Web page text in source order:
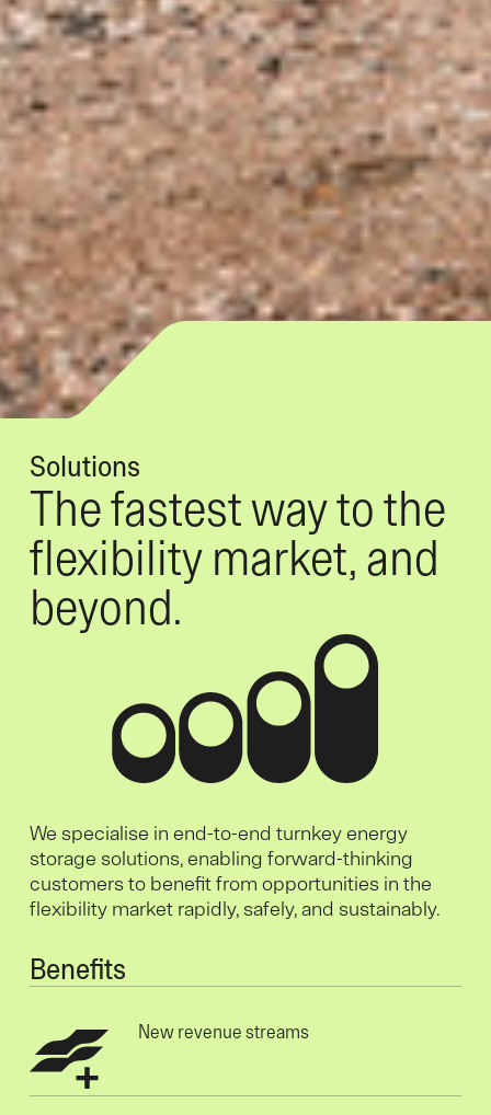
The fastest way to the
flexibility market, and
beyond.
Solutions
We specialise in end-to-end turnkey energy
storage solutions, enabling forward-thinking
customers to benefit from opportunities in the
flexibility market rapidly, safely, and sustainably.
Benefits
New revenue streams